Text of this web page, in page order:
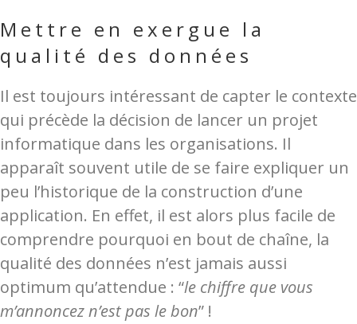
Mettre en exergue la
qualité des données
Il est toujours intéressant de capter le contexte
qui précède la décision de lancer un projet
informatique dans les organisations. Il
apparaît souvent utile de se faire expliquer un
peu l’historique de la construction d’une
application. En effet, il est alors plus facile de
comprendre pourquoi en bout de chaîne, la
qualité des données n’est jamais aussi
optimum qu’attendue : “le chiffre que vous
m’annoncez n’est pas le bon” !